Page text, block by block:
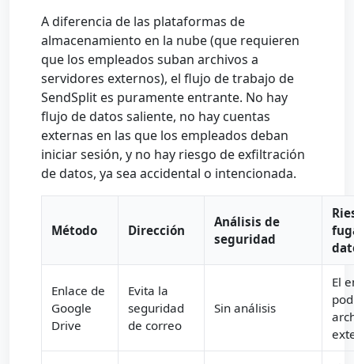
A diferencia de las plataformas de
almacenamiento en la nube (que requieren
que los empleados suban archivos a
servidores externos), el flujo de trabajo de
SendSplit es puramente entrante. No hay
flujo de datos saliente, no hay cuentas
externas en las que los empleados deban
iniciar sesión, y no hay riesgo de exfiltración
de datos, ya sea accidental o intencionada.
Método Dirección
Análisis de
seguridad
Enlace de
Google
Drive
Evita la
seguridad
de correo
Sin análisis
El